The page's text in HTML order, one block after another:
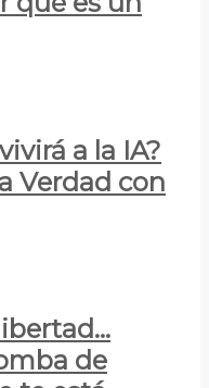
a la IA?
Verdad con
de